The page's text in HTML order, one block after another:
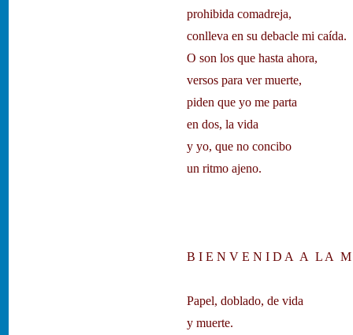
prohibida comadreja,
conlleva en su debacle mi caída.
O son los que hasta ahora,
versos para ver muerte,
piden que yo me parta
en dos, la vida
y yo, que no concibo
un ritmo ajeno.
B I E N V E N I D A A L A M
Papel, doblado, de vida
y muerte.